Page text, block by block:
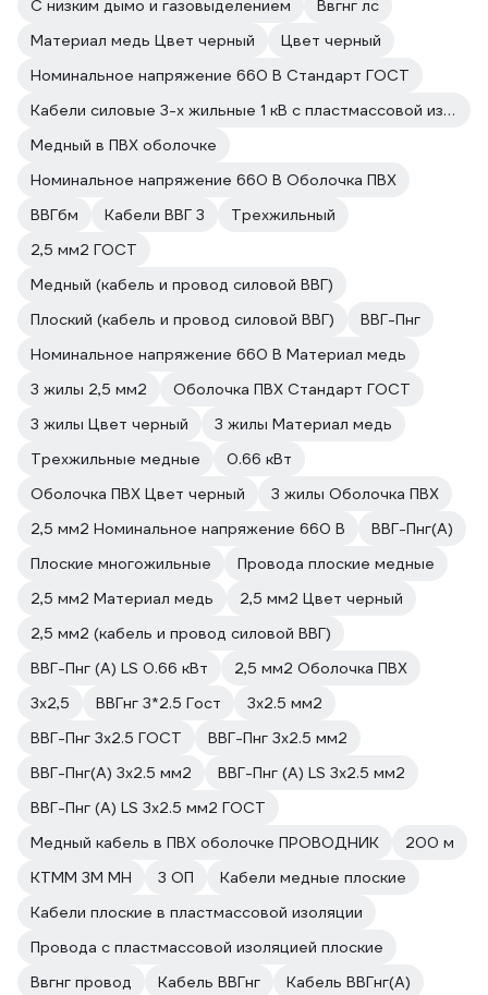
С низким дымо и газовыделением
Ввгнг лс
Материал медь Цвет черный
Цвет черный
Номинальное напряжение 660 В Стандарт ГОСТ
Кабели силовые 3-х жильные 1 кВ с пластмассовой изоляцией
Медный в ПВХ оболочке
Номинальное напряжение 660 В Оболочка ПВХ
ВВГбм
Кабели ВВГ 3
Трехжильный
2,5 мм2 ГОСТ
Медный (кабель и провод силовой ВВГ)
Плоский (кабель и провод силовой ВВГ)
ВВГ-Пнг
Номинальное напряжение 660 В Материал медь
3 жилы 2,5 мм2
Оболочка ПВХ Стандарт ГОСТ
3 жилы Цвет черный
3 жилы Материал медь
Трехжильные медные
0.66 кВт
Оболочка ПВХ Цвет черный
3 жилы Оболочка ПВХ
2,5 мм2 Номинальное напряжение 660 В
ВВГ-Пнг(А)
Плоские многожильные
Провода плоские медные
2,5 мм2 Материал медь
2,5 мм2 Цвет черный
2,5 мм2 (кабель и провод силовой ВВГ)
ВВГ-Пнг (А) LS 0.66 кВт
2,5 мм2 Оболочка ПВХ
3х2,5
ВВГнг 3*2.5 Гост
3х2.5 мм2
ВВГ-Пнг 3х2.5 ГОСТ
ВВГ-Пнг 3х2.5 мм2
ВВГ-Пнг(А) 3х2.5 мм2
ВВГ-Пнг (А) LS 3х2.5 мм2
ВВГ-Пнг (А) LS 3х2.5 мм2 ГОСТ
Медный кабель в ПВХ оболочке ПРОВОДНИК
200 м
КТММ 3М МН
3 ОП
Кабели медные плоские
Кабели плоские в пластмассовой изоляции
Провода с пластмассовой изоляцией плоские
Ввгнг провод
Кабель ВВГнг
Кабель ВВГнг(А)